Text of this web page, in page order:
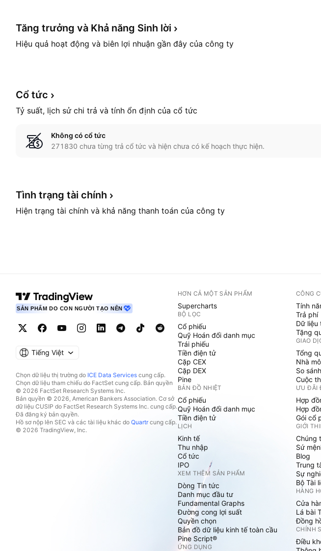
Tăng trưởng và Khả năng Sinh lời
Hiệu quả hoạt động và biên lợi nhuận gần đây của công ty
Cổ tức
Tỷ suất, lịch sử chi trả và tính ổn định của cổ tức
Không có cổ tức
271830 chưa từng trả cổ tức và hiện chưa có kế hoạch thực hiện.
Tình trạng tài chính
Hiện trạng tài chính và khả năng thanh toán của công ty
SẢN PHẨM DO CON NGƯỜI TẠO NÊN
Tiếng Việt
Chọn dữ liệu thị trường do ICE Data Services cung cấp.
Chọn dữ liệu tham chiếu do FactSet cung cấp. Bản quyền
© 2026 FactSet Research Systems Inc.
Bản quyền © 2026, American Bankers Association. Cơ sở
dữ liệu CUSIP do FactSet Research Systems Inc. cung cấp.
Đã đăng ký bản quyền.
Hồ sơ nộp lên SEC và các tài liệu khác do Quartrcung cấp.
© 2026 TradingView, Inc.
HƠN CẢ MỘT SẢN PHẨM
Supercharts
BỘ LỌC
Cổ phiếu
Quỹ Hoán đổi danh mục
Trái phiếu
Tiền điện tử
Cặp CEX
Cặp DEX
Pine
BẢN ĐỒ NHIỆT
Cổ phiếu
Quỹ Hoán đổi danh mục
Tiền điện tử
LỊCH
Kinh tế
Thu nhập
Cổ tức
IPO
XEM THÊM SẢN PHẨM
Dòng Tin tức
Danh mục đầu tư
Fundamental Graphs
Đường cong lợi suất
Quyền chọn
Bản đồ dữ liệu kinh tế toàn cầu
Pine Script®
ỨNG DỤNG
CÔNG
Tính
Trả phí
Dữ liệu
Tặng
GIAO
Tổng
Nhà
So
Cuộc
ƯU ĐÃI
Hợp
Hợp
Gói cổ
GIỚI
Chúng
Sứ
Blog
Trung
Sự
Bộ Tài
HÀNG
Cửa
Lá bài
Đồng
CHÍNH
Điều